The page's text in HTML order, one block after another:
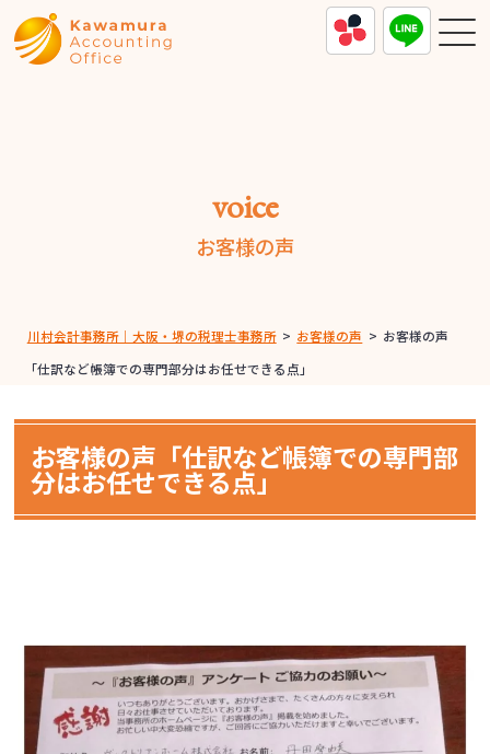
voice
お客様の声
川村会計事務所｜大阪・堺の税理士事務所 > お客様の声 > お客様の声
「仕訳など帳簿での専門部分はお任せできる点」
お客様の声「仕訳など帳簿での専門部
分はお任せできる点」